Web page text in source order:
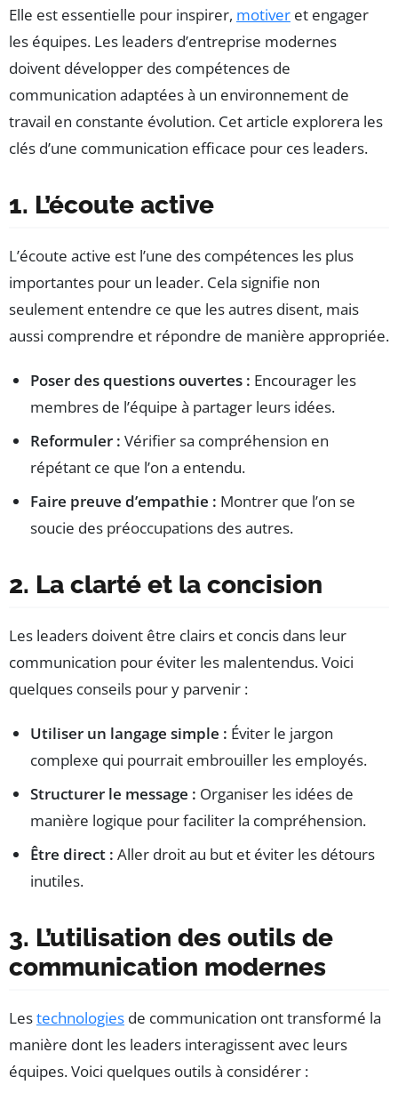
Elle est essentielle pour inspirer, motiver et engager
les équipes. Les leaders d’entreprise modernes
doivent développer des compétences de
communication adaptées à un environnement de
travail en constante évolution. Cet article explorera les
clés d’une communication efficace pour ces leaders.
1. L’écoute active
L’écoute active est l’une des compétences les plus
importantes pour un leader. Cela signifie non
seulement entendre ce que les autres disent, mais
aussi comprendre et répondre de manière appropriée.
Poser des questions ouvertes : Encourager les
membres de l’équipe à partager leurs idées.
Reformuler : Vérifier sa compréhension en
répétant ce que l’on a entendu.
Faire preuve d’empathie : Montrer que l’on se
soucie des préoccupations des autres.
2. La clarté et la concision
Les leaders doivent être clairs et concis dans leur
communication pour éviter les malentendus. Voici
quelques conseils pour y parvenir :
Utiliser un langage simple : Éviter le jargon
complexe qui pourrait embrouiller les employés.
Structurer le message : Organiser les idées de
manière logique pour faciliter la compréhension.
Être direct : Aller droit au but et éviter les détours
inutiles.
3. L’utilisation des outils de
communication modernes
Lestechnologies de communication ont transformé la
manière dont les leaders interagissent avec leurs
équipes. Voici quelques outils à considérer :